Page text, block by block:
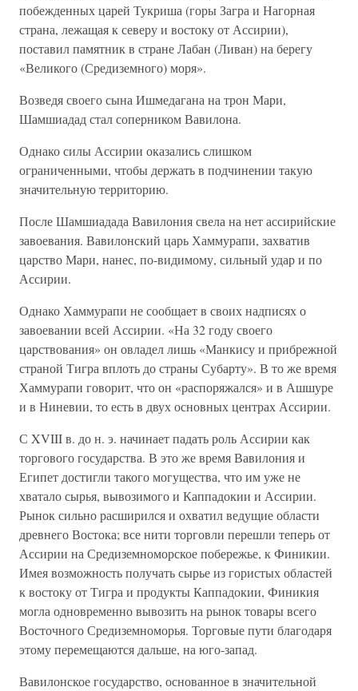
побежденных царей Тукриша (горы Загра и Нагорная
страна, лежащая к северу и востоку от Ассирии),
поставил памятник в стране Лабан (Ливан) на берегу
«Великого (Средиземного) моря».
Возведя своего сына Ишмедагана на трон Мари,
Шамшиадад стал соперником Вавилона.
Однако силы Ассирии оказались слишком
ограниченными, чтобы держать в подчинении такую
значительную территорию.
После Шамшиадада Вавилония свела на нет ассирийские
завоевания. Вавилонский царь Хаммурапи, захватив
царство Мари, нанес, по-видимому, сильный удар и по
Ассирии.
Однако Хаммурапи не сообщает в своих надписях о
завоевании всей Ассирии. «На 32 году своего
царствования» он овладел лишь «Манкису и прибрежной
страной Тигра вплоть до страны Субарту». В то же время
Хаммурапи говорит, что он «распоряжался» и в Ашшуре
и в Ниневии, то есть в двух основных центрах Ассирии.
С XVIII в. до н. э. начинает падать роль Ассирии как
торгового государства. В это же время Вавилония и
Египет достигли такого могущества, что им уже не
хватало сырья, вывозимого и Каппадокии и Ассирии.
Рынок сильно расширился и охватил ведущие области
древнего Востока; все нити торговли перешли теперь от
Ассирии на Средиземноморское побережье, к Финикии.
Имея возможность получать сырье из гористых областей
к востоку от Тигра и продукты Каппадокии, Финикия
могла одновременно вывозить на рынок товары всего
Восточного Средиземноморья. Торговые пути благодаря
этому перемещаются дальше, на юго-запад.
Вавилонское государство, основанное в значительной